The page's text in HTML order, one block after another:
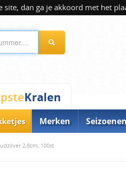
dan ga je akkoord met het
Kralen
Merken
2,8cm, 100st